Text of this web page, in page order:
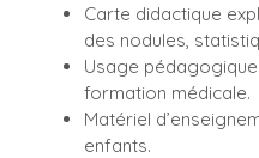
Carte didactique
des nodules,
Usage
formation médicale.
Matériel
enfants.